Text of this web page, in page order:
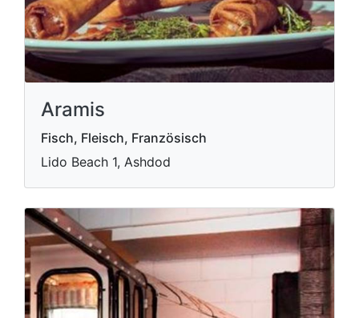
Aramis
Fisch, Fleisch, Französisch
Lido Beach 1, Ashdod